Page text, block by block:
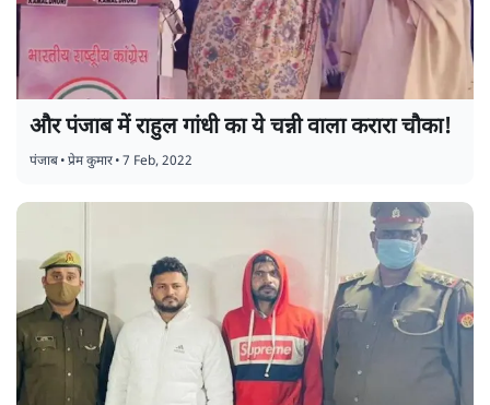
और पंजाब में राहुल गांधी का ये चन्नी वाला करारा चौका!
पंजाब•प्रेम कुमार•7 Feb, 2022